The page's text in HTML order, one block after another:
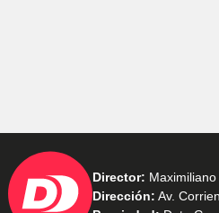
Director:
Dirección: Av.